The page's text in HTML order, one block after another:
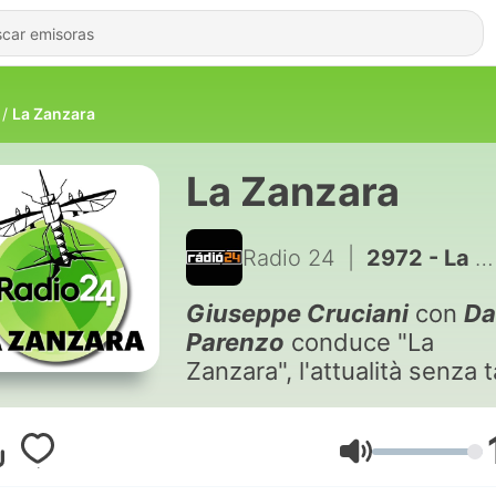
La Zanzara
La Zanzara
Radio 24 2972 - La Zanzara del 24 luglio 2026
Giuseppe Crucianicon
Parenzo conduce "La
Zanzara", l'attualità senza
franca per gli ascoltatori,
Volumen